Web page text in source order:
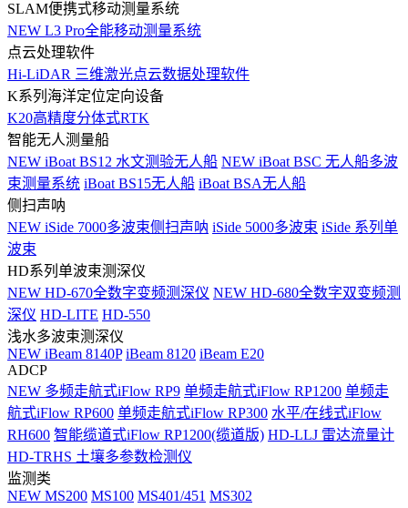
SLAM便携式移动测量系统
NEW L3 Pro全能移动测量系统
点云处理软件
Hi-LiDAR 三维激光点云数据处理软件
K系列海洋定位定向设备
K20高精度分体式RTK
智能无人测量船
NEW iBoat BS12 水文测验无人船 NEW iBoat BSC 无人船多波
束测量系统 iBoat BS15无人船 iBoat BSA无人船
侧扫声呐
NEW iSide 7000多波束侧扫声呐 iSide 5000多波束 iSide 系列单
波束
HD系列单波束测深仪
NEW HD-670全数字变频测深仪 NEW HD-680全数字双变频测
深仪 HD-LITE HD-550
浅水多波束测深仪
NEW iBeam 8140P iBeam 8120 iBeam E20
ADCP
NEW 多频走航式iFlow RP9 单频走航式iFlow RP1200 单频走
航式iFlow RP600 单频走航式iFlow RP300 水平/在线式iFlow
RH600 智能缆道式iFlow RP1200(缆道版) HD-LLJ 雷达流量计
HD-TRHS 土壤多参数检测仪
监测类
NEW MS200 MS100 MS401/451 MS302